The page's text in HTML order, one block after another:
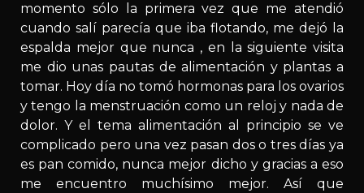
momento sólo la primera vez que me atendió
cuando salí parecía que iba flotando, me dejó la
espalda mejor que nunca , en la siguiente visita
me dio unas pautas de alimentación y plantas a
tomar. Hoy día no tomó hormonas para los ovarios
y tengo la menstruación como un reloj y nada de
dolor. Y el tema alimentación al principio se ve
complicado pero una vez pasan dos o tres días ya
es pan comido, nunca mejor dicho y gracias a eso
me encuentro muchísimo mejor. Así que